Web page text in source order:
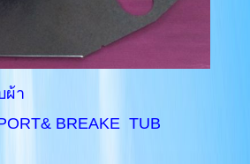
ผ้า
BREAKE TUB